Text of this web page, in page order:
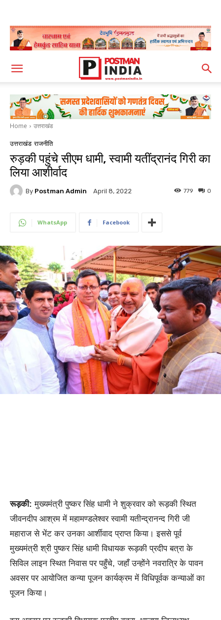
Home उत्तराखंड
उत्तराखंड राजनीति
रुड़की पहुंचे सीएम धामी, स्वामी यतींद्रानंद गिरी का
लिया आशीर्वाद
By Postman Admin April 8, 2022 0
779
WhatsApp Facebook
रूड़की:मुख्यमंत्री पुष्कर सिंह धामी ने शुक्रवार को रूड़की स्थित
जीवनदीप आश्रम में महामण्डलेश्वर स्वामी यतीन्द्रानन्द गिरी जी
महाराज से भेंट कर उनका आर्शीवाद प्राप्त किया। इससे पूर्व
मुख्यमंत्री श्री पुष्कर सिंह धामी विधायक रूड़की प्रदीप बत्रा के
सिविल लाइन स्थित निवास पर पहुँचे, जहाँ उन्होंने नवरात्रि के पावन
अवसर पर आयोजित कन्या पूजन कार्यक्रम में विधिपूर्वक कन्याओं का
पूजन किया।